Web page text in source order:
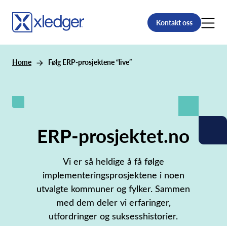
Kontakt oss
Home Følg ERP-prosjektene “live”
ERP-prosjektet.no
Vi er så heldige å få følge
implementeringsprosjektene i noen
utvalgte kommuner og fylker. Sammen
med dem deler vi erfaringer,
utfordringer og suksesshistorier.